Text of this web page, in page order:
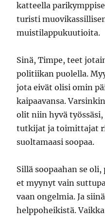
katteella
turisti
muistilappukuutioita.
Sinä, Timpe, teet
politiikan puolella.
jota eivät olisi omin
kaipaavansa.
olit niin hyvä
tutkijat ja toimittajat
suoltamaasi soopaa.
Sillä soopaahan se
et myynyt vain
vaan ongelmia. Ja
helppoheikistä.